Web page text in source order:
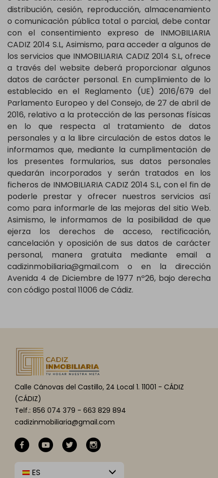
distribución, cesión, reproducción, almacenamiento
o comunicación pública total o parcial, debe contar
con el consentimiento expreso de INMOBILIARIA
CADIZ 2014 S.L, Asimismo, para acceder a algunos de
los servicios que INMOBILIARIA CADIZ 2014 S.L, ofrece
a través del website deberá proporcionar algunos
datos de carácter personal. En cumplimiento de lo
establecido en el Reglamento (UE) 2016/679 del
Parlamento Europeo y del Consejo, de 27 de abril de
2016, relativo a la protección de las personas físicas
en lo que respecta al tratamiento de datos
personales y a la libre circulación de estos datos le
informamos que, mediante la cumplimentación de
los presentes formularios, sus datos personales
quedarán incorporados y serán tratados en los
ficheros de INMOBILIARIA CADIZ 2014 S.L, con el fin de
poderle prestar y ofrecer nuestros servicios así
como para informarle de las mejoras del sitio Web.
Asimismo, le informamos de la posibilidad de que
ejerza los derechos de acceso, rectificación,
cancelación y oposición de sus datos de carácter
personal, manera gratuita mediante email a
cadizinmobiliaria@gmail.com o en la dirección
Avenida 4 de Diciembre de 1977 nº26, bajo derecha
con código postal 11006 de Cádiz.
Calle Cánovas del Castillo, 24 Local 1. 11001 - CÁDIZ
(CÁDIZ)
Telf.: 856 074 379 - 663 829 894
cadizinmobiliaria@gmail.com
ES